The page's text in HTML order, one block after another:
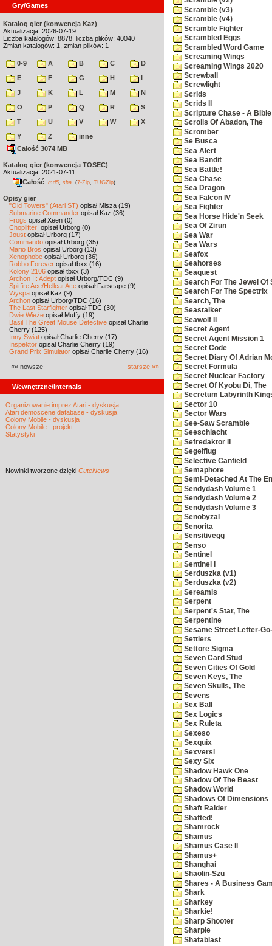
Gry/Games
Katalog gier (konwencja Kaz)
Aktualizacja: 2026-07-19
Liczba katalogów: 8878, liczba plików: 40040
Zmian katalogów: 1, zmian plików: 1
0-9 A B C
D
E
F G H
I
J
K L M
N
O
P Q R
S
T
U V W
X
Y
Z
inne
Całość 3074 MB
Katalog gier (konwencja TOSEC)
Aktualizacja: 2021-07-11
Całość md5 sha (7-Zip TUGZip)
Opisy gier
"Old Towers" (Atari ST) opisał Misza (19)
Submarine Commander opisał Kaz (36)
Frogs opisał Xeen (0)
Choplifter! opisał Urborg (0)
Joust opisał Urborg (17)
Commando opisał Urborg (35)
Mario Bros opisał Urborg (13)
Xenophobe opisał Urborg (36)
Robbo Forever opisał tbxx (16)
Kolony 2106 opisał tbxx (3)
Archon II: Adept opisał Urborg/TDC (9)
Spitfire Ace/Hellcat Ace opisał Farscape (9)
Wyspa opisał Kaz (9)
Archon opisał Urborg/TDC (16)
The Last Starfighter opisał TDC (30)
Dwie Wieże opisał Muffy (19)
Basil The Great Mouse Detective opisał Charlie
Cherry (125)
Inny Świat opisał Charlie Cherry (17)
Inspektor opisał Charlie Cherry (19)
Grand Prix Simulator opisał Charlie Cherry (16)
«« nowsze starsze »»
Wewnętrzne/Internals
Organizowanie imprez Atari - dyskusja
Atari demoscene database - dyskusja
Colony Mobile - dyskusja
Colony Mobile - projekt
Statystyki
Nowinki tworzone dzięki CuteNews
Scramble (v3)
Scramble (v4)
Scramble Fighter
Scrambled Eggs
Scrambled Word Game
Screaming Wings
Screaming Wings 2020
Screwball
Screwlight
Scrids
Scrids II
Scripture Chase - A Bible
Scrolls Of Abadon, The
Scromber
Se Busca
Sea Alert
Sea Bandit
Sea Battle!
Sea Chase
Sea Dragon
Sea Falcon IV
Sea Fighter
Sea Horse Hide'n Seek
Sea Of Zirun
Sea War
Sea Wars
Seafox
Seahorses
Seaquest
Search For The Jewel Of
Search For The Spectrix
Search, The
Seastalker
Seawolf II
Secret Agent
Secret Agent Mission 1
Secret Code
Secret Diary Of Adrian
Secret Formula
Secret Nuclear Factory
Secret Of Kyobu Di, The
Secretum Labyrinth
Sector 10
Sector Wars
See-Saw Scramble
Seeschlacht
Sefredaktor II
Segelflug
Selective Canfield
Semaphore
Semi-Detached At The
Sendydash Volume 1
Sendydash Volume 2
Sendydash Volume 3
Senobyzal
Senorita
Sensitivegg
Senso
Sentinel
Sentinel I
Serduszka (v1)
Serduszka (v2)
Sereamis
Serpent
Serpent's Star, The
Serpentine
Sesame Street Letter-
Settlers
Settore Sigma
Seven Card Stud
Seven Cities Of Gold
Seven Keys, The
Seven Skulls, The
Sevens
Sex Ball
Sex Logics
Sex Ruleta
Sexeso
Sexquix
Sexversi
Sexy Six
Shadow Hawk One
Shadow Of The Beast
Shadow World
Shadows Of Dimensions
Shaft Raider
Shafted!
Shamrock
Shamus
Shamus Case II
Shamus+
Shanghai
Shaolin-Szu
Shares - A Business
Shark
Sharkey
Sharkie!
Sharp Shooter
Sharpie
Shatablast